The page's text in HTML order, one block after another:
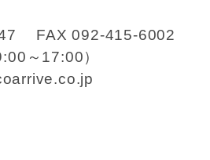
FAX 092-415-6002
～17:00）